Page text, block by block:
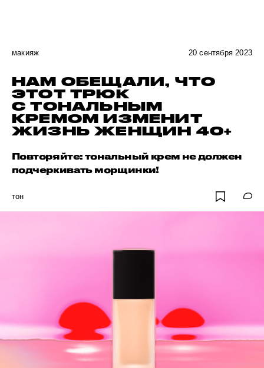
макияж 20 сентября 2023
НАМ ОБЕЩАЛИ, ЧТО
ЭТОТ ТРЮК
С ТОНАЛЬНЫМ
КРЕМОМ ИЗМЕНИТ
ЖИЗНЬ ЖЕНЩИН 40+
Повторяйте: тональный крем не должен
подчеркивать морщинки!
тон